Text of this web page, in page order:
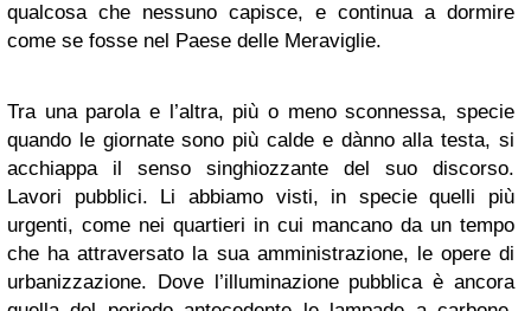
qualcosa che nessuno capisce, e continua a dormire
come se fosse nel Paese delle Meraviglie.
Tra una parola e l’altra, più o meno sconnessa, specie
quando le giornate sono più calde e dànno alla testa, si
acchiappa il senso singhiozzante del suo discorso.
Lavori pubblici. Li abbiamo visti, in specie quelli più
urgenti, come nei quartieri in cui mancano da un tempo
che ha attraversato la sua amministrazione, le opere di
urbanizzazione. Dove l’illuminazione pubblica è ancora